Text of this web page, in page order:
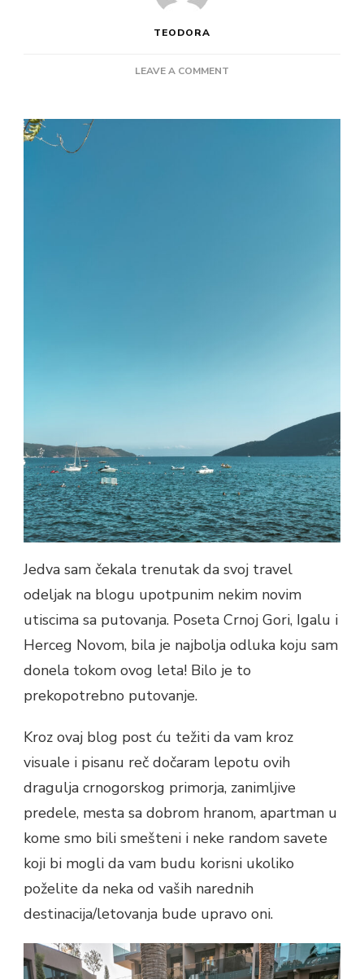
TEODORA
LEAVE A COMMENT
NOVI
Jedva sam čekala trenutak da svoj travel
odeljak na blogu upotpunim nekim novim
utiscima sa putovanja. Poseta Crnoj Gori, Igalu i
Herceg Novom, bila je najbolja odluka koju sam
donela tokom ovog leta! Bilo je to
prekopotrebno putovanje.
Kroz ovaj blog post ću težiti da vam kroz
visuale i pisanu reč dočaram lepotu ovih
dragulja crnogorskog primorja, zanimljive
predele, mesta sa dobrom hranom, apartman u
kome smo bili smešteni i neke random savete
koji bi mogli da vam budu korisni ukoliko
poželite da neka od vaših narednih
destinacija/letovanja bude upravo oni.